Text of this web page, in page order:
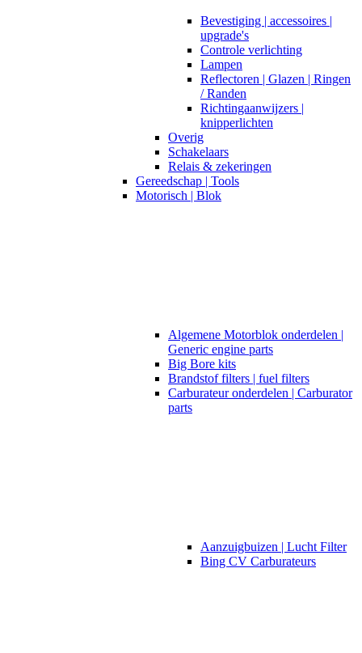
Bevestiging | accessoires |
upgrade's
Controle verlichting
Lampen
Reflectoren | Glazen | Ringen
/ Randen
Richtingaanwijzers |
knipperlichten
Overig
Schakelaars
Relais & zekeringen
Gereedschap | Tools
Motorisch | Blok
Algemene Motorblok onderdelen |
Generic engine parts
Big Bore kits
Brandstof filters | fuel filters
Carburateur onderdelen | Carburator
parts
Aanzuigbuizen | Lucht Filter
Bing CV Carburateurs